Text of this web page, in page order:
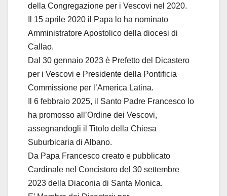
della Congregazione per i Vescovi nel 2020.
Il 15 aprile 2020 il Papa lo ha nominato
Amministratore Apostolico della diocesi di
Callao.
Dal 30 gennaio 2023 è Prefetto del Dicastero
per i Vescovi e Presidente della Pontificia
Commissione per l’America Latina.
Il 6 febbraio 2025, il Santo Padre Francesco lo
ha promosso all’Ordine dei Vescovi,
assegnandogli il Titolo della Chiesa
Suburbicaria di Albano.
Da Papa Francesco creato e pubblicato
Cardinale nel Concistoro del 30 settembre
2023 della Diaconia di Santa Monica.